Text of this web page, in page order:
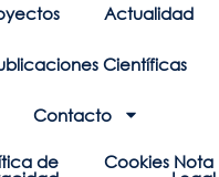
Actualidad
Científicas
Contacto
de Cookies Nota